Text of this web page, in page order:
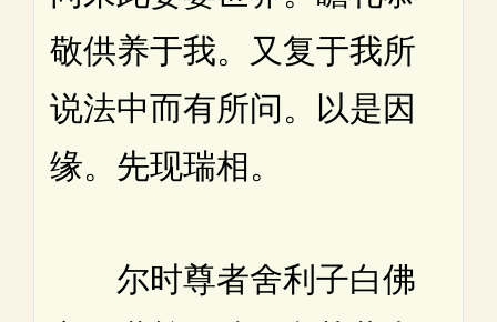
敬供养于我。又复于我所
说法中而有所问。以是因
缘。先现瑞相。
尔时尊者舍利子白佛